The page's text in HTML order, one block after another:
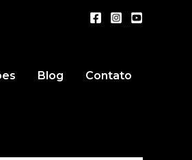
Blog Contato